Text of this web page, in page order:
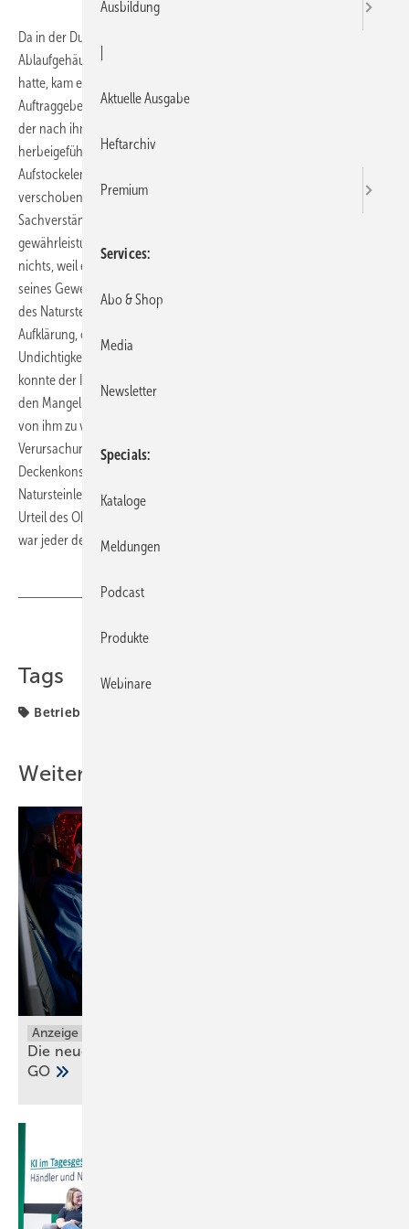
Da in der Dusche einer Wohnung der Anschluss zwischen
Ablaufgehäuse und Aufstockelement nicht die notwendige Dichtigkeit
hatte, kam es zu einer Überschwemmung. Dafür wollte der
Auftraggeber Schadensersatz haben. Der Installateur meinte jedoch,
der nach ihm tätig gewordene Natursteinleger, hätte die Undichtigkeit
herbeigeführt, indem er den Dichtungsring durch Einwirkung auf das
Aufstockelement aus seiner ursprünglich korrekten Position
verschoben hätte. Ein solcher Vorgang wurde von einem
Sachverständigen als möglich bezeichnet. Dies änderte aber an der
gewährleistungsrechtlichen Verantwortlichkeit des Installateurs
nichts, weil er gemäß § 13 VOB/B für die objektive Mangelfreiheit
seines Gewerkes im Zeitpunkt der Abnahme, die erst nach Vollendung
des Natursteinbodens erfolgt war, einstehen musste. Da eine
Aufklärung, ob der Installateur oder der Natursteinleger die
Undichtigkeit des Ringes herbeigeführt hatte, nicht mehr möglich war,
konnte der Installateur auch den ihm obliegenden Nachweis, dass er
den Mangel nicht verschuldet hatte, nicht mehr führen. Aufgrund des
von ihm zu vertretenden Mangels haftete der Installateur auch für die
Verursachung des Wasserschadens in der darunter liegenden
Deckenkonstruktion. Es kamen allerdings Installateur und
Natursteinleger für die Schadenverursachung in Frage. Nach dem
Urteil des Oberlandesgerichts Hamm vom 23.10.2008 – 21 U 62/08 –
war jeder der beiden Beteiligten für den ganzen Schaden haftbar.
Teilen
Tags
Betrieb + Organisation
Weitere Inhalte
Anzeige
Die neuen Grundfos ALPHA1 GO und ALPHA2
GO
Ausbildung
Aktuelle Ausgabe
Heftarchiv
Premium
Services
Abo & Shop
Media
Newsletter
Specials
Kataloge
Meldungen
Podcast
Produkte
Webinare